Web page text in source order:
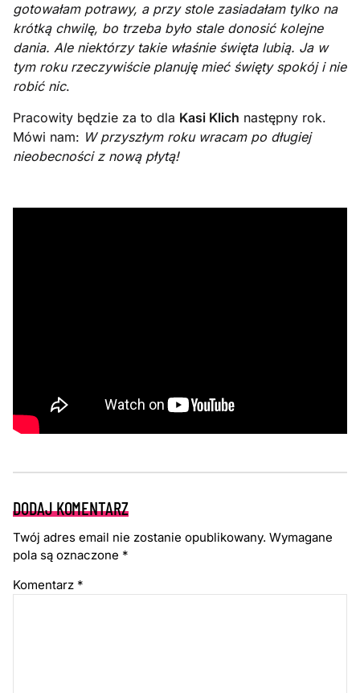
gotowałam potrawy, a przy stole zasiadałam tylko na
krótką chwilę, bo trzeba było stale donosić kolejne
dania. Ale niektórzy takie właśnie święta lubią. Ja w
tym roku rzeczywiście planuję mieć święty spokój i nie
robić nic.
Pracowity będzie za to dla Kasi Klich następny rok.
Mówi nam: W przyszłym roku wracam po długiej
nieobecności z nową płytą!
DODAJ KOMENTARZ
Twój adres email nie zostanie opublikowany. Wymagane
pola są oznaczone *
Komentarz *